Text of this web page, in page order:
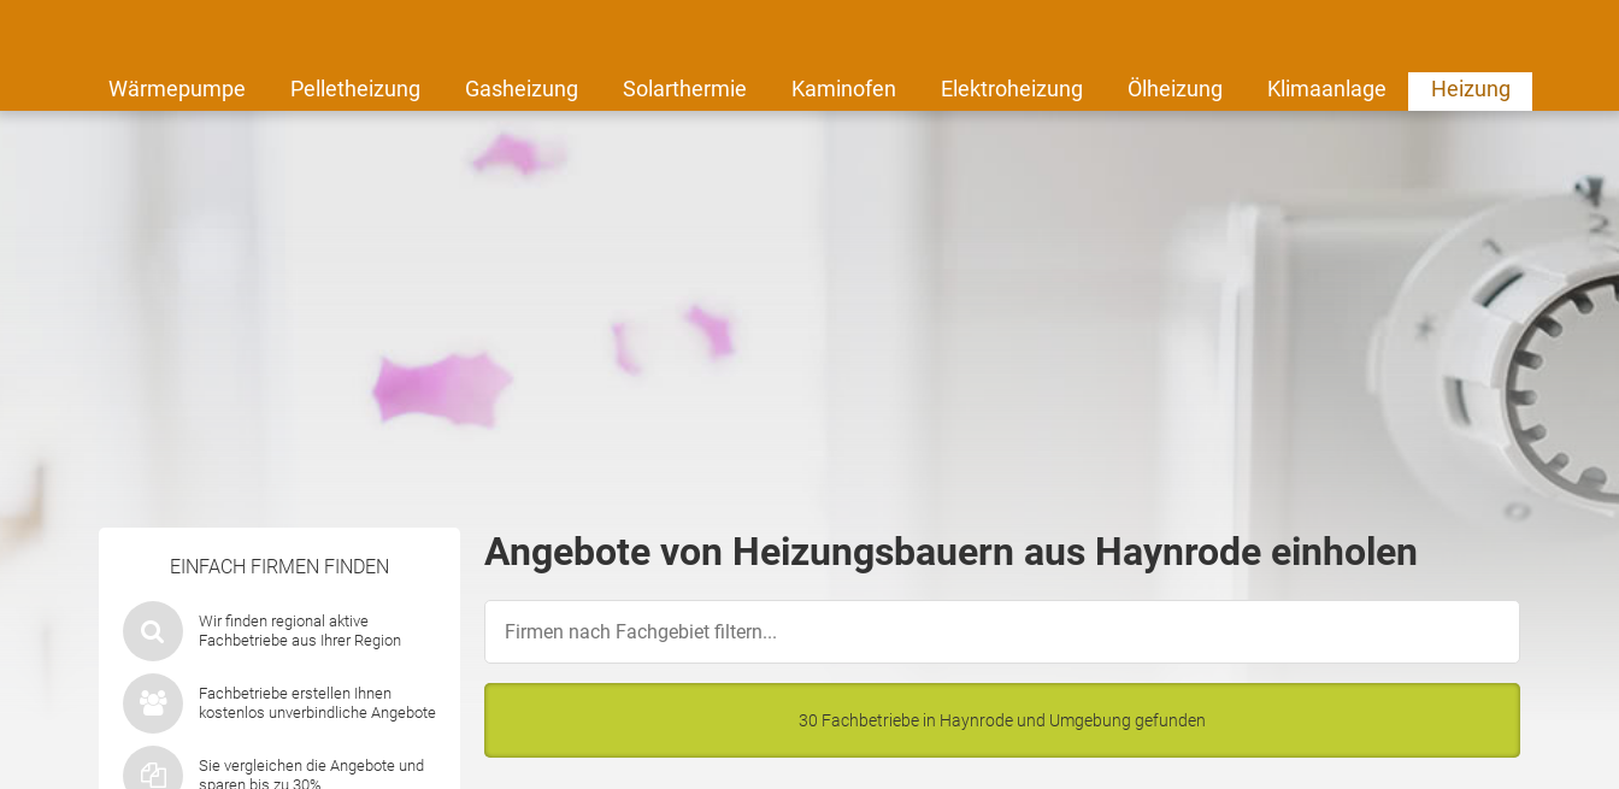
Wärmepumpe Pelletheizung Gasheizung Solarthermie Kaminofen Elektroheizung Ölheizung Klimaanlage Heizung
EINFACH FIRMEN FINDEN
Wir finden regional aktive
Fachbetriebe aus Ihrer Region
Fachbetriebe erstellen Ihnen
kostenlos unverbindliche Angebote
Sie vergleichen die Angebote und
sparen bis zu 30%
Angebote von Heizungsbauern aus Haynrode einholen
30 Fachbetriebe in Haynrode und Umgebung gefunden